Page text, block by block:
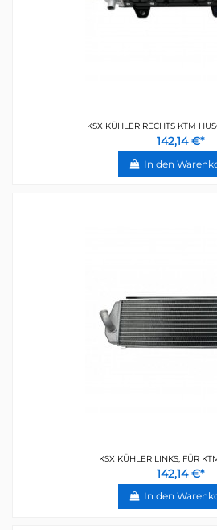
KSX KÜHLER RECHTS KTM
142,14 €*
In den
KSX KÜHLER LINKS, FÜR
142,14 €*
In den